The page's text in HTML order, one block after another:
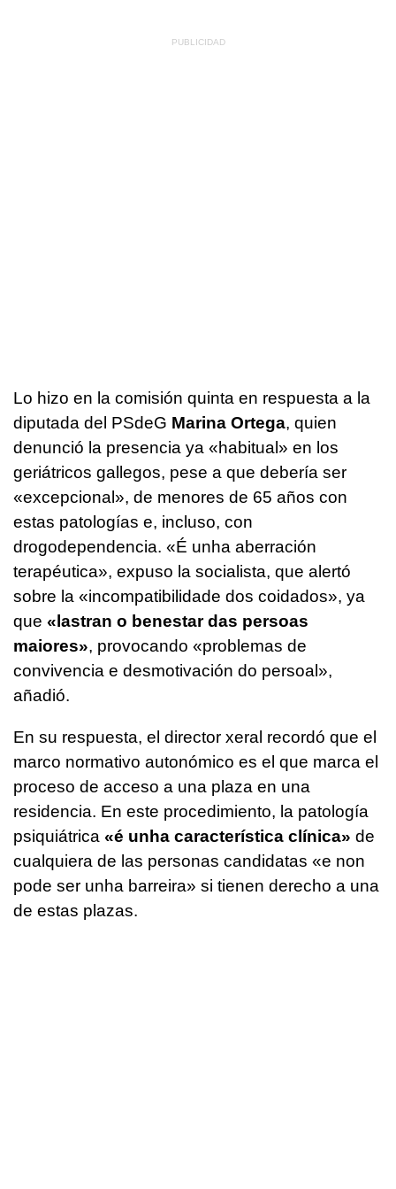
Lo hizo en la comisión quinta en respuesta a la
diputada del PSdeG Marina Ortega, quien
denunció la presencia ya «habitual» en los
geriátricos gallegos, pese a que debería ser
«excepcional», de menores de 65 años con
estas patologías e, incluso, con
drogodependencia. «É unha aberración
terapéutica», expuso la socialista, que alertó
sobre la «incompatibilidade dos coidados», ya
que « lastran o benestar das persoas
maiores», provocando «problemas de
convivencia e desmotivación do persoal»,
añadió.
En su respuesta, el director xeral recordó que el
marco normativo autonómico es el que marca el
proceso de acceso a una plaza en una
residencia. En este procedimiento, la patología
psiquiátrica «é unha característica clínica» de
cualquiera de las personas candidatas «e non
pode ser unha barreira» si tienen derecho a una
de estas plazas.